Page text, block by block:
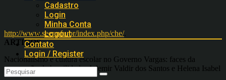
Cadastro
Login
Minha Conta
Logout
Contato
Login / Register
http://www.seer.ufu.br/index.php/che/.
ARTIGOS
Nacionalismo e cultura escolar no Governo Vargas: faces da
construção da brasilidade. Ademir Valdir dos Santos e Helena Isabel